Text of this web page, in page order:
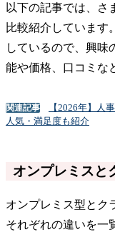
以下の記事では、さ
比較紹介しています
しているので、興味
能や価格、口コミな
関連記事
【2026年】人
人気・満足度も紹介
オンプレミスと
オンプレミス型とク
それぞれの違いを一